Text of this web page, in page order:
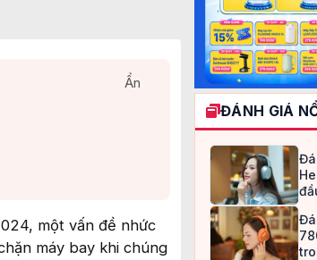
Ẩn
một vấn đề nhức
máy bay khi chúng
ĐÁNH GIÁ